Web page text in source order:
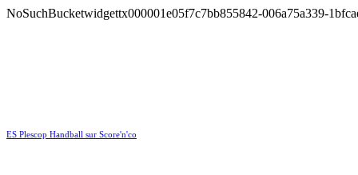
ES Plescop Handball sur Score'n'co